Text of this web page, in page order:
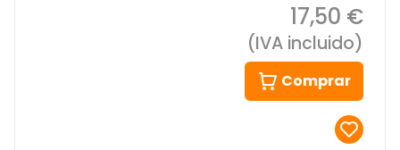
17,50 €
(IVA incluido)
Comprar